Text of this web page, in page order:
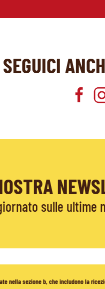
SEGUICI
sulle ultime
nella sezione b, che includono la